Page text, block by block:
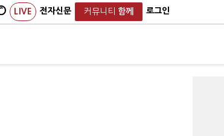
LIVE 전자신문 커뮤니티 함께 로그인